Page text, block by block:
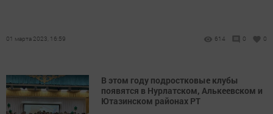
01 марта 2023, 16:59 614 0 0
В этом году подростковые клубы
появятся в Нурлатском, Алькеевском и
Ютазинском районах РТ